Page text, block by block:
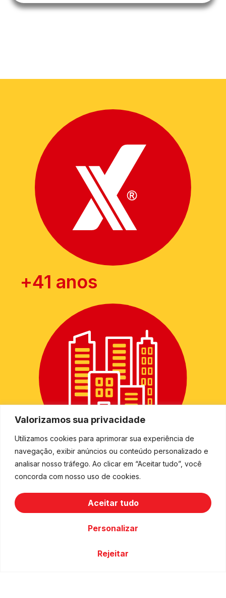
Valorizamos sua privacidade
Utilizamos cookies para aprimorar sua experiência de
navegação, exibir anúncios ou conteúdo personalizado e
analisar nosso tráfego. Ao clicar em “Aceitar tudo”, você
concorda com nosso uso de cookies.
Personalizar
Rejeitar
Aceitar tudo
+41 anos
cidades
+2.500